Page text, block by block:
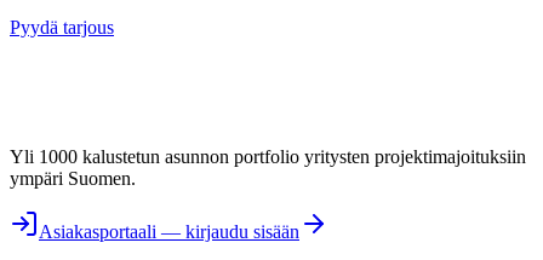
Pyydä tarjous
Yli 1000 kalustetun asunnon portfolio yritysten projektimajoituksiin
ympäri Suomen.
Asiakasportaali — kirjaudu sisään